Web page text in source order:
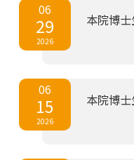
06
29
2026
本院博
06
15
2026
本院博